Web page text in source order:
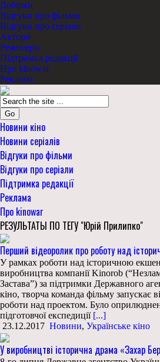
Добірки
Відгуки про фільми
Відгуки про серіали
Актори
Режисери
Підтримка редакції
Про kinowar
Реклама
Go
Новини кіно
Новини серіалів
Відгуки про фільми
Відгуки про серіали
Підтримка редакції
Реклама
Про kinowar
РЕЗУЛЬТАТЫ ПО ТЕГУ "Юрій Прилипко"
Перший відеоролик про роботу над
У рамках роботи над історичною
виробництва компанії Kinorob
Застава”) за підтримки Державного
кіно, творча команда фільму запускає
роботи над проектом. Було
підготовчої експедиції[...]
23.12.2017 Новини, Українське кіно
У виробництві історична драма «Захар